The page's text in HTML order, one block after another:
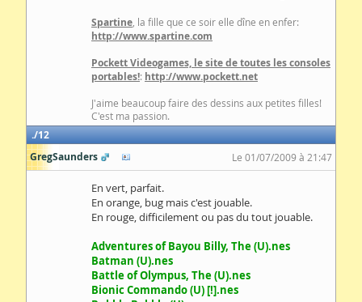
Spartine , la fille que ce soir elle dîne en enfer:
http://www.spartine.com
Pockett Videogames, le site de toutes les consoles
portables!: http://www.pockett.net
J'aime beaucoup faire des dessins aux petites filles!
C'est ma passion.
12
GregSaunders
Le 01/07/2009 à 21:47
En vert, parfait.
En orange, bug mais c'est jouable.
En rouge, difficilement ou pas du tout jouable.
Adventures of Bayou Billy, The (U).nes
Batman (U).nes
Battle of Olympus, The (U).nes
Bionic Commando (U) [!].nes